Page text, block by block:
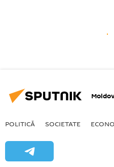
POLITICĂ SOCIETATE